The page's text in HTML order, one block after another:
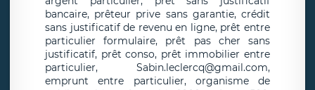
bancaire, prêteur prive sans garantie, crédit
sans justificatif de revenu en ligne, prêt entre
particulier formulaire, prêt pas cher sans
justificatif, prêt conso, prêt immobilier entre
particulier, Sabin.leclercq@gmail.com,
emprunt entre particulier, organisme de